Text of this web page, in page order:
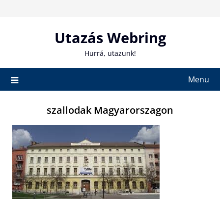
Utazás Webring
Hurrá, utazunk!
Menu
szallodak Magyarorszagon